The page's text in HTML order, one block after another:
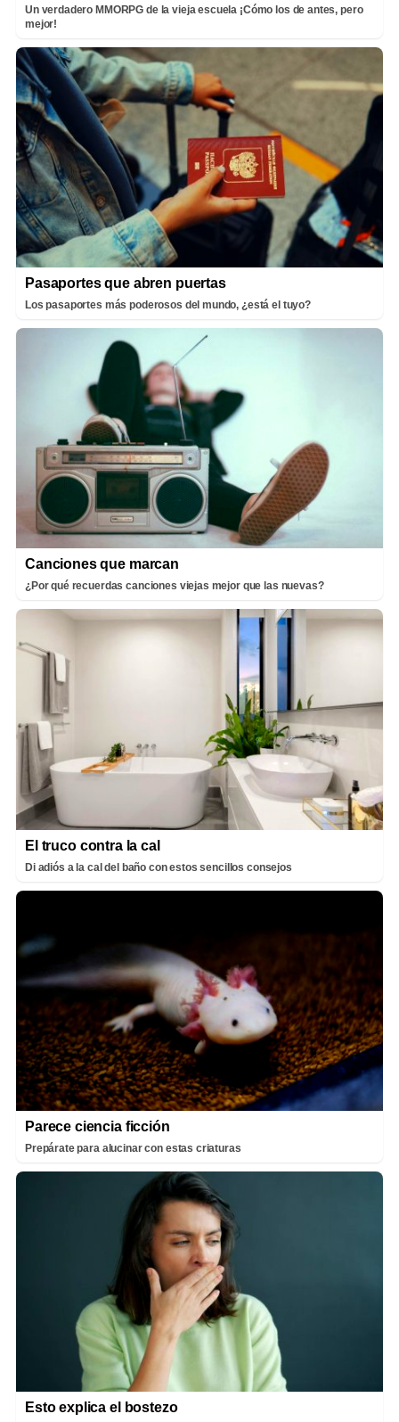
Un verdadero MMORPG de la vieja escuela ¡Cómo los de antes, pero
mejor!
Pasaportes que abren puertas
Los pasaportes más poderosos del mundo, ¿está el tuyo?
Canciones que marcan
¿Por qué recuerdas canciones viejas mejor que las nuevas?
El truco contra la cal
Di adiós a la cal del baño con estos sencillos consejos
Parece ciencia ficción
Prepárate para alucinar con estas criaturas
Esto explica el bostezo